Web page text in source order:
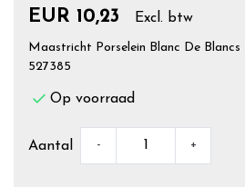
EUR 10,23 Excl. btw
Maastricht Porselein Blanc De
527385
Op voorraad
Aantal - +